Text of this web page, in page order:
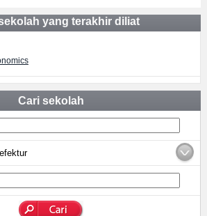
yang terakhir diliat
Cari sekolah